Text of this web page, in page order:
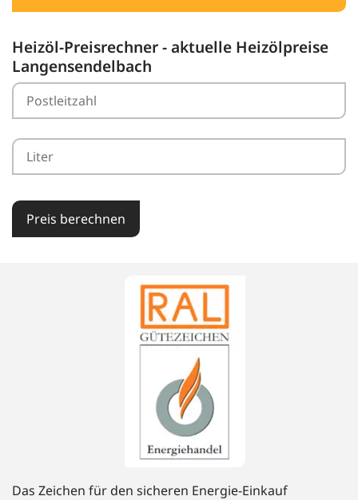
Heizöl-Preisrechner - aktuelle Heizölpreise
Langensendelbach
Preis berechnen
Das Zeichen für den sicheren Energie-Einkauf